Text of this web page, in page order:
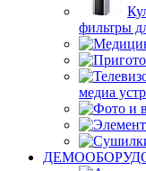
фильтры
медиа